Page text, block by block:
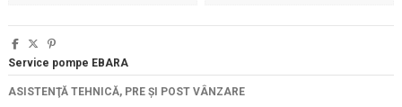
Service pompe EBARA
ASISTENŢĂ TEHNICĂ, PRE ŞI POST VÂNZARE